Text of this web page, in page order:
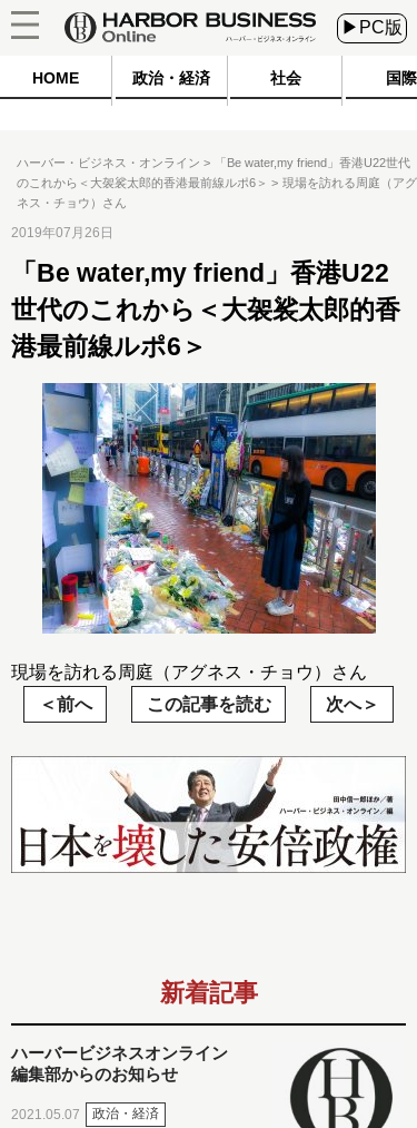
▶PC版
HOME 政治・経済 社会 国際
ハーバー・ビジネス・オンライン
「Be water,my friend」香港U22世代
のこれから＜大袈裟太郎的香港最前線ルポ6＞
現場を訪れる周庭（アグ
ネス・チョウ）さん
2019年07月26日
「Be water,my friend」香港U22
世代のこれから＜大袈裟太郎的香
港最前線ルポ6＞
現場を訪れる周庭（アグネス・チョウ）さん
前へ
この記事を読む 次へ
新着記事
ハーバービジネスオンライン
編集部からのお知らせ
2021.05.07 政治・経済